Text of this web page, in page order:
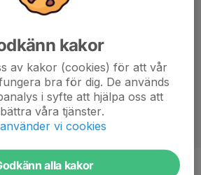
kakor
av kakor (cookies) för att vår
bra för dig. De används
i syfte att hjälpa oss att
våra tjänster.
vi cookies
alla kakor